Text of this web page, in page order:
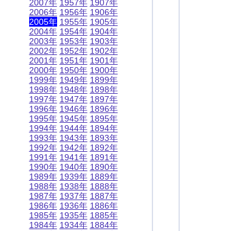
2007年
2006年
2005年
2004年
2003年
2002年
2001年
2000年
1999年
1998年
1997年
1996年
1995年
1994年
1993年
1992年
1991年
1990年
1989年
1988年
1987年
1986年
1985年
1984年
1957年
1956年
1955年
1954年
1953年
1952年
1951年
1950年
1949年
1948年
1947年
1946年
1945年
1944年
1943年
1942年
1941年
1940年
1939年
1938年
1937年
1936年
1935年
1934年
1907年
1906年
1905年
1904年
1903年
1902年
1901年
1900年
1899年
1898年
1897年
1896年
1895年
1894年
1893年
1892年
1891年
1890年
1889年
1888年
1887年
1886年
1885年
1884年